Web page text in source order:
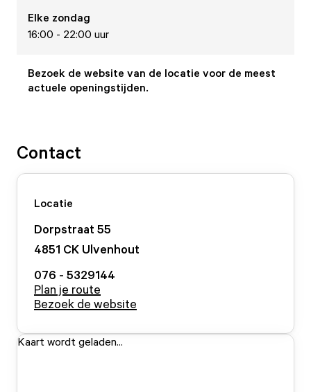
Elke zondag
16:00 - 22:00 uur
Bezoek de website van de locatie voor de meest
actuele openingstijden.
Contact
Locatie
Dorpstraat 55
4851 CK Ulvenhout
076 - 5329144
Plan je route
Bezoek de website
Kaart wordt geladen...